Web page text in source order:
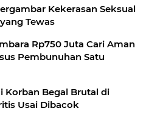
Kekerasan Seksual
Tewas
Rp750 Juta Cari Aman
Pembunuhan Satu
Korban Begal Brutal di
Usai Dibacok